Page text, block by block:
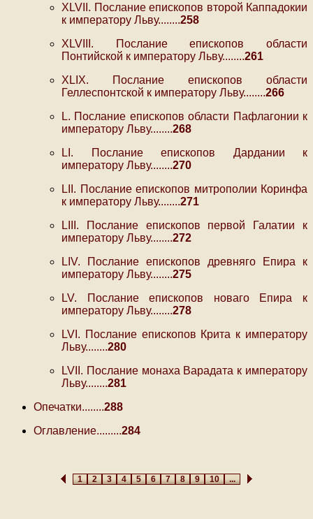
XLVII. Послание епископов второй Каппадокии
к императору Льву........258
XLVIII. Послание епископов области
Понтийской к императору Льву........261
XLIX. Послание епископов области
Геллеспонтской к императору Льву........266
L. Послание епископов области Пафлагонии к
императору Льву........268
LI. Послание епископов Дардании к
императору Льву........270
LII. Послание епископов митрополии Коринфа
к императору Льву........271
LIII. Послание епископов первой Галатии к
императору Льву........272
LIV. Послание епископов древняго Епира к
императору Льву........275
LV. Послание епископов новаго Епира к
императору Льву........278
LVI. Послание епископов Крита к императору
Льву........280
LVII. Послание монаха Варадата к императору
Льву........281
Опечатки........288
Оглавление.........284
12345678910...